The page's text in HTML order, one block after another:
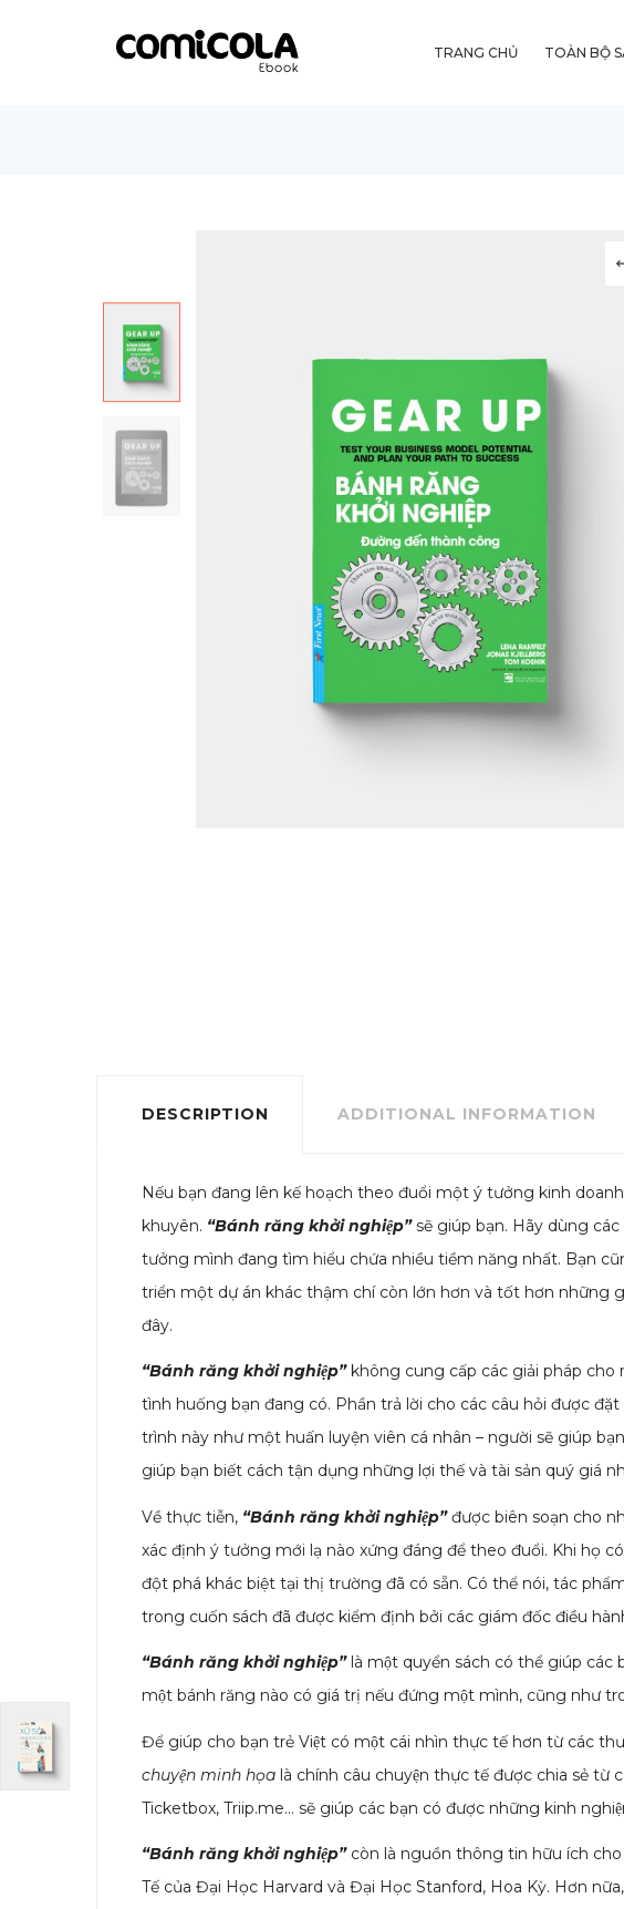
TRANG CHỦ TOÀN BỘ
DESCRIPTION ADDITIONAL INFORMATION
Nếu bạn đang lên kế hoạch theo đuổi một ý tưởng kinh
khuyên. “Bánh răng khởi nghiệp”sẽ giúp bạn. Hãy dùng
tưởng mình đang tìm hiểu chứa nhiều tiềm năng nhất. Bạn
triển một dự án khác thậm chí còn lớn hơn và tốt hơn những
đây.
“Bánh răng khởi nghiệp”không cung cấp các giải pháp cho
tình huống bạn đang có. Phần trả lời cho các câu hỏi được
trình này như một huấn luyện viên cá nhân – người sẽ giúp
giúp bạn biết cách tận dụng những lợi thế và tài sản quý giá
Về thực tiễn, “Bánh răng khởi nghiệp”được biên soạn cho
xác định ý tưởng mới lạ nào xứng đáng để theo đuổi. Khi họ
đột phá khác biệt tại thị trường đã có sẵn. Có thể nói, tác
trong cuốn sách đã được kiểm định bởi các giám đốc điều
“Bánh răng khởi nghiệp”là một quyển sách có thể giúp các
một bánh răng nào có giá trị nếu đứng một mình, cũng như
Để giúp cho bạn trẻ Việt có một cái nhìn thực tế hơn từ các
chuyện minh họa là chính câu chuyện thực tế được chia sẻ từ
Ticketbox, Triip.me… sẽ giúp các bạn có được những kinh
“Bánh răng khởi nghiệp” còn là nguồn thông tin hữu ích
Tế của Đại Học Harvard và Đại Học Stanford, Hoa Kỳ. Hơn nữa,